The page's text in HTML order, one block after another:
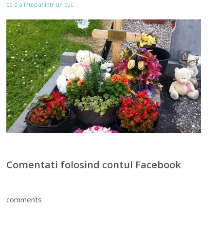
ce s-a înțepat într-un cui.
Comentati folosind contul Facebook
comments